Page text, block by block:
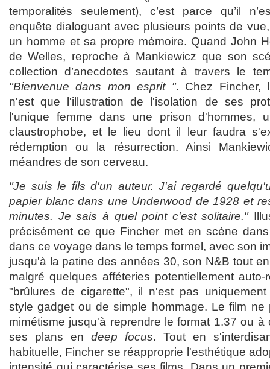
temporalités seulement), c’est parce qu’il
enquête dialoguant avec plusieurs points de
un homme et sa propre mémoire. Quand John
de Welles, reproche à Mankiewicz que son
collection d’anecdotes sautant à travers le
"Bienvenue dans mon esprit ". Chez Fincher,
n'est que l'illustration de l'isolation de ses
l'unique femme dans une prison d'hommes,
claustrophobe, et le lieu dont il leur faudra
rédemption ou la résurrection. Ainsi
méandres de son cerveau.
"Je suis le fils d'un auteur. J'ai regardé
papier blanc dans une Underwood de 1928 et
minutes. Je sais à quel point c'est solitaire."
précisément ce que Fincher met en scène
dans ce voyage dans le temps formel, avec son
jusqu'à la patine des années 30, son N&B tout
malgré quelques afféteries potentiellement
"brûlures de cigarette", il n'est pas
style gadget ou de simple hommage. Le film
mimétisme jusqu'à reprendre le format 1.37 ou à
ses plans en deep focus. Tout en
habituelle, Fincher se réapproprie l'esthétique